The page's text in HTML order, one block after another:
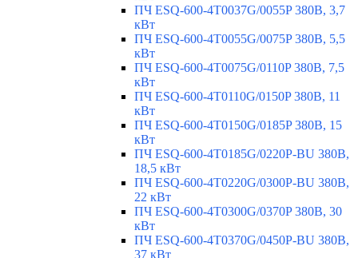
ПЧ ESQ-600-4T0037G/0055P 380В, 3,7
кВт
ПЧ ESQ-600-4T0055G/0075P 380В, 5,5
кВт
ПЧ ESQ-600-4T0075G/0110P 380В, 7,5
кВт
ПЧ ESQ-600-4T0110G/0150P 380В, 11
кВт
ПЧ ESQ-600-4T0150G/0185P 380В, 15
кВт
ПЧ ESQ-600-4T0185G/0220P-BU 380В,
18,5 кВт
ПЧ ESQ-600-4T0220G/0300P-BU 380В,
22 кВт
ПЧ ESQ-600-4T0300G/0370P 380В, 30
кВт
ПЧ ESQ-600-4T0370G/0450P-BU 380В,
37 кВт